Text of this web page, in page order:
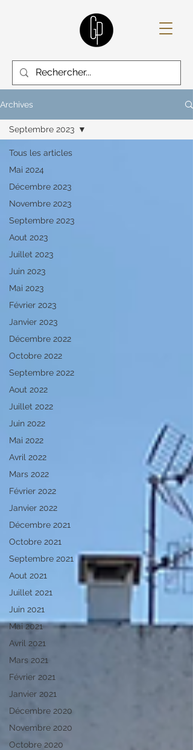
Archives
Tous les articles
Mai 2024
Décembre 2023
Novembre 2023
Septembre 2023
Aout 2023
Juillet 2023
Juin 2023
Mai 2023
Février 2023
Janvier 2023
Décembre 2022
Octobre 2022
Septembre 2022
Aout 2022
Juillet 2022
Juin 2022
Mai 2022
Avril 2022
Mars 2022
Février 2022
Janvier 2022
Décembre 2021
Octobre 2021
Septembre 2021
Aout 2021
Juillet 2021
Juin 2021
Mai 2021
Avril 2021
Mars 2021
Février 2021
Janvier 2021
Décembre 2020
Novembre 2020
Octobre 2020
Septembre 2023